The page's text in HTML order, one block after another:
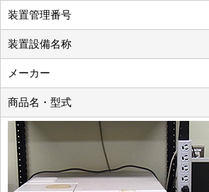
装置管理番号
装置設備名称
メーカー
商品名・型式